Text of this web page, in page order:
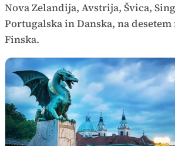
Nova Zelandija, Avstrija, Švica,
Portugalska in Danska, na desetem
Finska.